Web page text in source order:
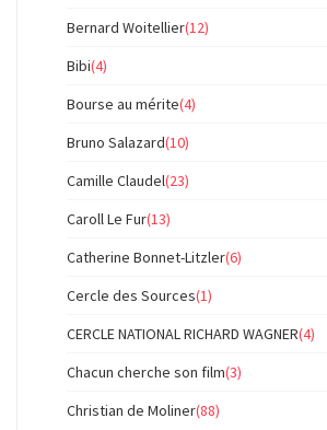
Bernard Woitellier(12)
Bibi(4)
Bourse au mérite(4)
Bruno Salazard(10)
Camille Claudel(23)
Caroll Le Fur(13)
Catherine Bonnet-Litzler(6)
Cercle des Sources(1)
CERCLE NATIONAL RICHARD WAGNER(4)
Chacun cherche son film(3)
Christian de Moliner(88)